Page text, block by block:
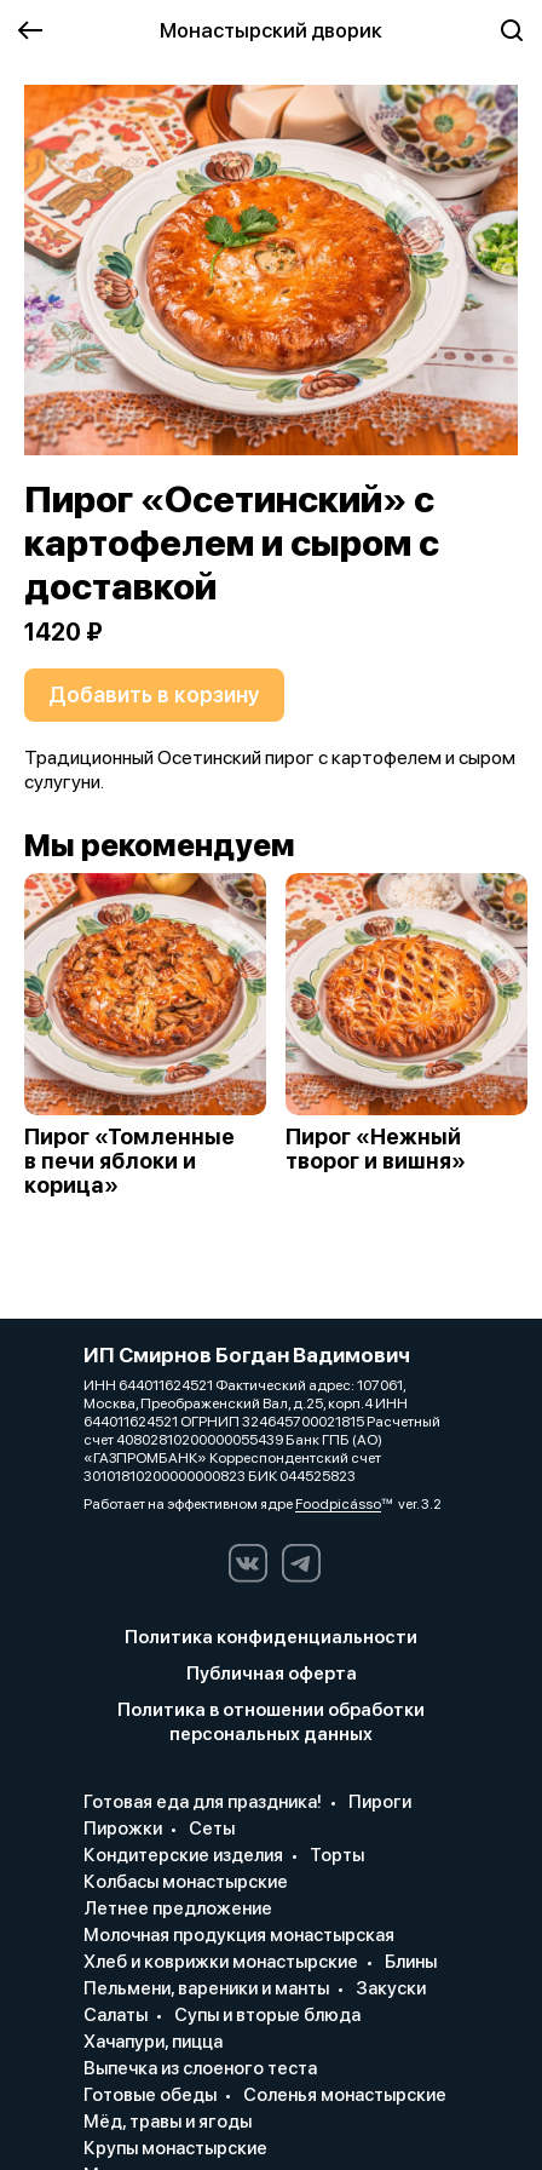
Монастырский дворик
Пирог «Осетинский» с
картофелем и сыром с
доставкой
1420 ₽
Добавить в корзину
Традиционный Осетинский пирог с картофелем и сыром
сулугуни.
Мы рекомендуем
Пирог «Томленные
в печи яблоки и
корица»
Пирог «Нежный
творог и вишня»
ИП Смирнов Богдан Вадимович
ИНН 644011624521 Фактический адрес: 107061,
Москва, Преображенский Вал, д.25, корп.4 ИНН
644011624521 ОГРНИП 324645700021815 Расчетный
счет 40802810200000055439 Банк ГПБ (АО)
«ГАЗПРОМБАНК» Корреспондентский счет
30101810200000000823 БИК 044525823
Работает на эффективном ядреFoodpicássover. 3.2
Политика конфиденциальности
Публичная оферта
Политика в отношении обработки
персональных данных
Готовая еда для праздника!
Пироги
Пирожки
Сеты
Кондитерские изделия
Торты
Колбасы монастырские
Летнее предложение
Молочная продукция монастырская
Хлеб и коврижки монастырские
Блины
Пельмени, вареники и манты
Закуски
Салаты
Супы и вторые блюда
Хачапури, пицца
Выпечка из слоеного теста
Готовые обеды
Соленья монастырские
Мёд, травы и ягоды
Крупы монастырские